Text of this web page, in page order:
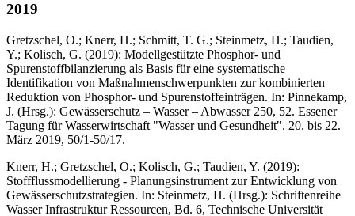
2019
Gretzschel, O.; Knerr, H.; Schmitt, T. G.; Steinmetz, H.; Taudien,
Y.; Kolisch, G. (2019): Modellgestützte Phosphor- und
Spurenstoffbilanzierung als Basis für eine systematische
Identifikation von Maßnahmenschwerpunkten zur kombinierten
Reduktion von Phosphor- und Spurenstoffeinträgen. In: Pinnekamp,
J. (Hrsg.): Gewässerschutz – Wasser – Abwasser 250, 52. Essener
Tagung für Wasserwirtschaft "Wasser und Gesundheit". 20. bis 22.
März 2019, 50/1-50/17.
Knerr, H.; Gretzschel, O.; Kolisch, G.; Taudien, Y. (2019):
Stoffflussmodellierung - Planungsinstrument zur Entwicklung von
Gewässerschutzstrategien. In: Steinmetz, H. (Hrsg.): Schriftenreihe
Wasser Infrastruktur Ressourcen, Bd. 6, Technische Universität